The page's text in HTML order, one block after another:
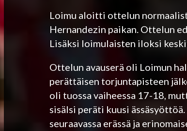
Loimu aloitti ottelun
Hernandezin paikan. Ottelun
Lisäksi loimulaisten iloksi
Ottelun avauserä oli Loimun
perättäisen torjuntapisteen
oli tuossa vaiheessa 17-18,
sisälsi peräti kuusi
seuraavassa erässä ja